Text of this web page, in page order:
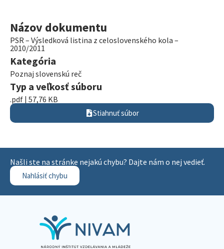
Názov dokumentu
PSR – Výsledková listina z celoslovenského kola –
2010/2011
Kategória
Poznaj slovenskú reč
Typ a veľkosť súboru
.pdf | 57,76 KB
Stiahnuť súbor
Našli ste na stránke nejakú chybu? Dajte nám o nej vedieť.
Nahlásiť chybu